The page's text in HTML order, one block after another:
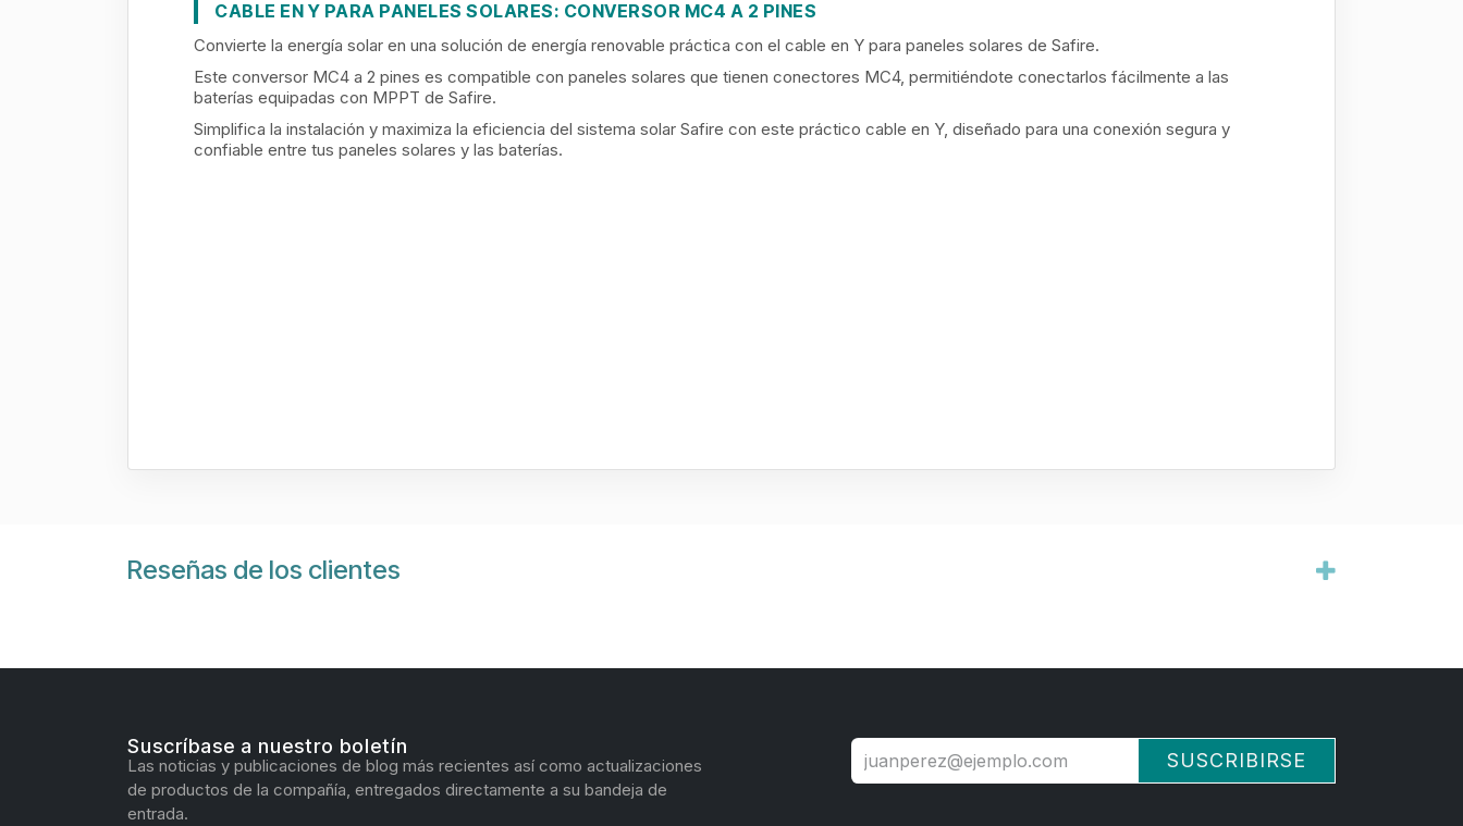
CABLE EN Y PARA PANELES SOLARES: CONVERSOR MC4 A 2 PINES
Convierte la energía solar en una solución de energía renovable práctica con el cable en Y para paneles solares de Safire.
Este conversor MC4 a 2 pines es compatible con paneles solares que tienen conectores MC4, permitiéndote conectarlos fácilmente a las
baterías equipadas con MPPT de Safire.
Simplifica la instalación y maximiza la eficiencia del sistema solar Safire con este práctico cable en Y, diseñado para una conexión segura y
confiable entre tus paneles solares y las baterías.
Reseñas de los clientes
Suscríbase a nuestro boletín
Las noticias y publicaciones de blog más recientes así como actualizaciones
de productos de la compañía, entregados directamente a su bandeja de
entrada.
SUSCRIBIRSE